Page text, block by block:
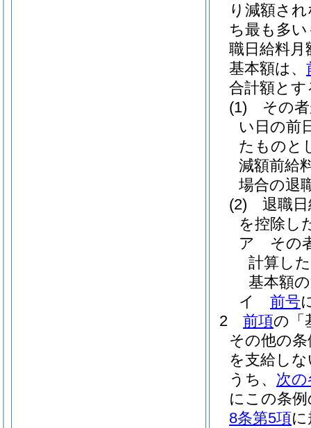
り減額さ
ち最も多
職日給料
基本額は、
合計額とす
(1)
その
い日の前
たものと
減額前給
場合の退
(2)
退職
を控除し
ア
その
計算し
基本額
イ
前号
2
前項の「
その他の
を支給し
うち、 次
にこの条
8条第5項